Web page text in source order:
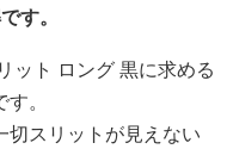
す。
ット ロング 黒に求める
。
スリットが見えない